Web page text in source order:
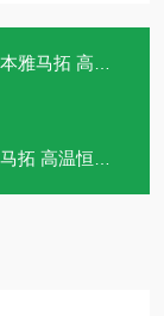
高温恒温水槽
温恒温水槽